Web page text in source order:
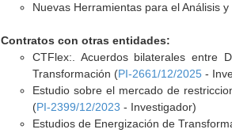
Nuevas Herramientas para el Análisis
Contratos con otras entidades:
CTFlex:. Acuerdos bilaterales entre
Transformación (PI-2661/12/2025 -
Estudio sobre el mercado de
(PI-2399/12/2023 - Investigador)
Estudios de Energización de